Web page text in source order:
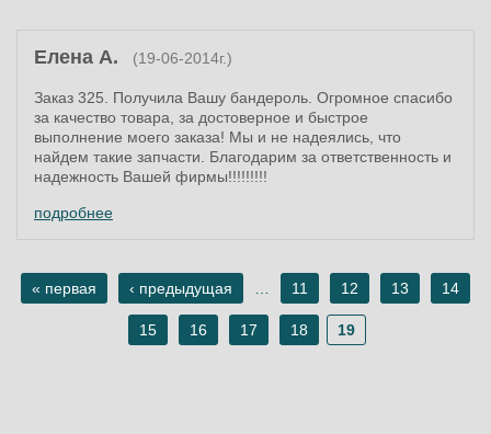
Елена А. (19-06-2014г.)
Заказ 325. Получила Вашу бандероль. Огромное спасибо
за качество товара, за достоверное и быстрое
выполнение моего заказа! Мы и не надеялись, что
найдем такие запчасти. Благодарим за ответственность и
надежность Вашей фирмы!!!!!!!!!
подробнее
Страницы
« первая ‹ предыдущая 11 12 13 14
15 16 17 18 19